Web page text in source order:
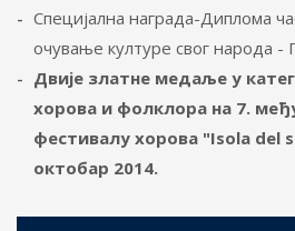
Специјална награда-Диплома
очување културе свог народа -
Двије златне медаље у
хорова и фолклора на 7.
фестивалу хорова "Isola del
октобар 2014.